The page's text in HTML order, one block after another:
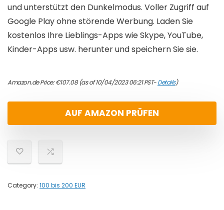
und unterstützt den Dunkelmodus. Voller Zugriff auf
Google Play ohne störende Werbung. Laden Sie
kostenlos Ihre Lieblings-Apps wie Skype, YouTube,
Kinder-Apps usw. herunter und speichern Sie sie.
Amazon.de Price:€107.08(as of 10/04/2023 06:21 PST-Details)
AUF AMAZON PRÜFEN
Category: 100 bis 200 EUR